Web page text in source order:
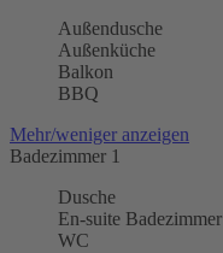
Außendusche
Außenküche
Balkon
BBQ
Mehr/weniger anzeigen
Badezimmer 1
Dusche
En-suite Badezimmer
WC